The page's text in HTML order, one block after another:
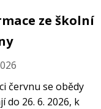
ze školní
červnu se obědy
do 26. 6. 2026, k